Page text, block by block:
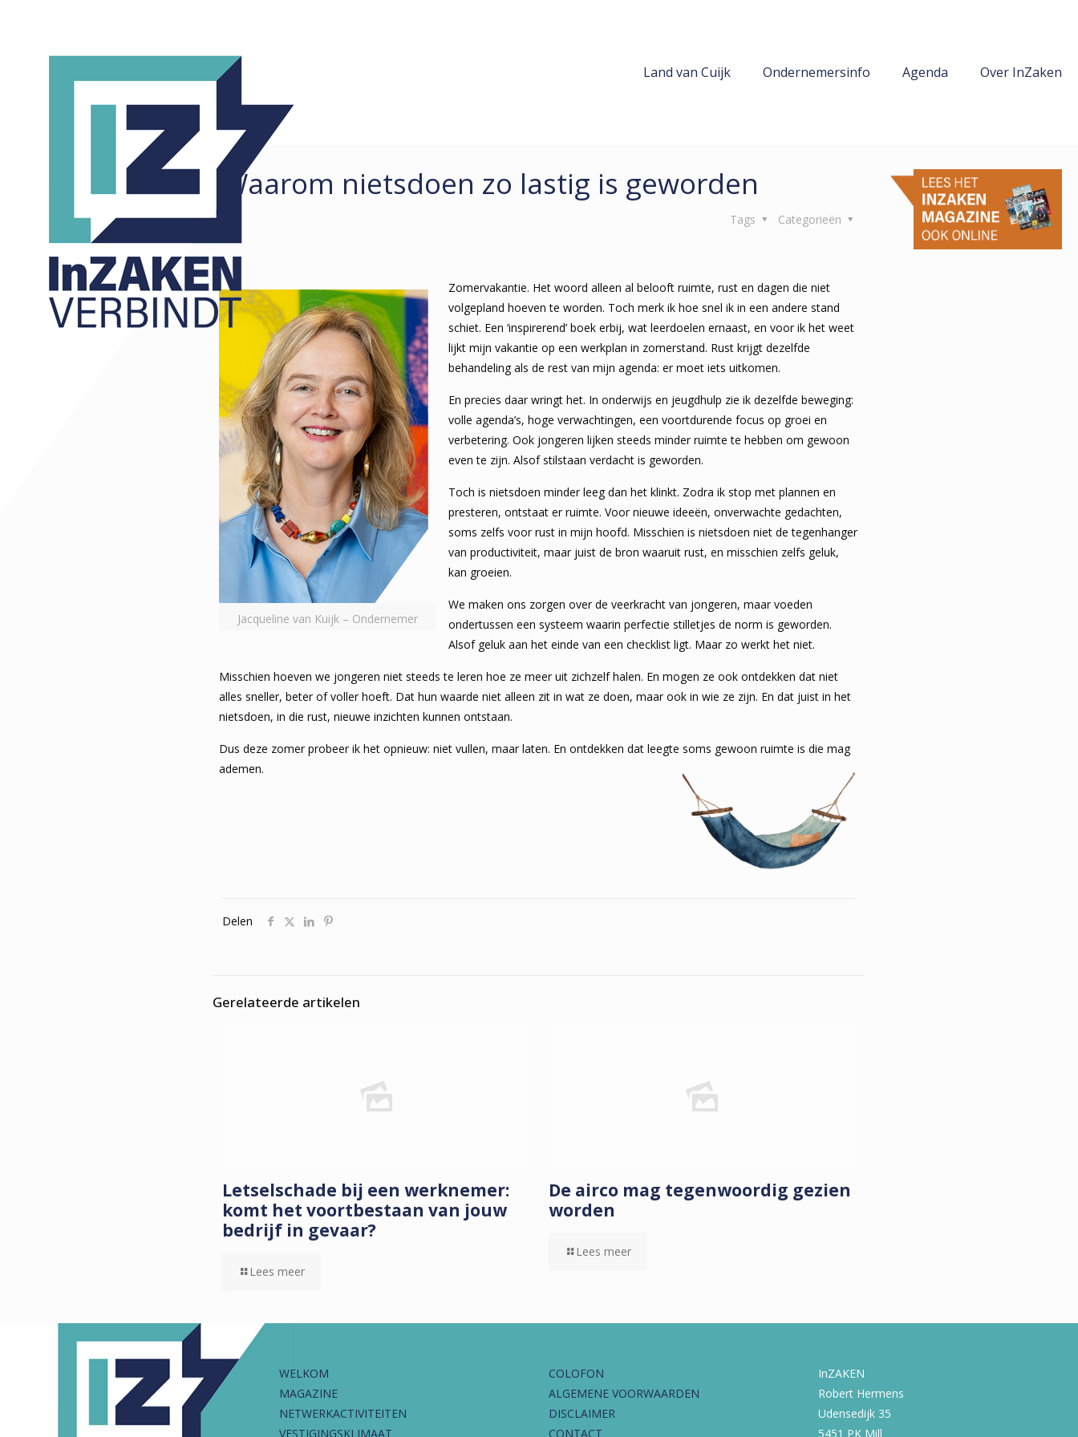
Land van Cuijk Ondernemersinfo Agenda Over InZaken
Waarom nietsdoen zo lastig is geworden
Categorieën
Tags
Jacqueline van Kuijk – Ondernemer
Zomervakantie. Het woord alleen al belooft ruimte, rust en dagen die niet
volgepland hoeven te worden. Toch merk ik hoe snel ik in een andere stand
schiet. Een ‘inspirerend’ boek erbij, wat leerdoelen ernaast, en voor ik het weet
lijkt mijn vakantie op een werkplan in zomerstand. Rust krijgt dezelfde
behandeling als de rest van mijn agenda: er moet iets uitkomen.
En precies daar wringt het. In onderwijs en jeugdhulp zie ik dezelfde beweging:
volle agenda’s, hoge verwachtingen, een voort­durende focus op groei en
verbetering. Ook jongeren lijken steeds minder ruimte te hebben om gewoon
even te zijn. Alsof stilstaan verdacht is geworden.
Toch is nietsdoen minder leeg dan het klinkt. Zodra ik stop met plannen en
presteren, ontstaat er ruimte. Voor nieuwe ideeën, onverwachte gedachten,
soms zelfs voor rust in mijn hoofd. Misschien is nietsdoen niet de tegenhanger
van productiviteit, maar juist de bron waaruit rust, en misschien zelfs geluk,
kan groeien.
We maken ons zorgen over de veerkracht van jongeren, maar voeden
ondertussen een systeem waarin perfectie stilletjes de norm is geworden.
Alsof geluk aan het einde van een checklist ligt. Maar zo werkt het niet.
Misschien hoeven we jongeren niet steeds te leren hoe ze meer uit zichzelf halen. En mogen ze ook ontdekken dat niet
alles sneller, beter of voller hoeft. Dat hun waarde niet alleen zit in wat ze doen, maar ook in wie ze zijn. En dat juist in het
nietsdoen, in die rust, nieuwe inzichten kunnen ontstaan.
Dus deze zomer probeer ik het opnieuw: niet vullen, maar laten. En ontdekken dat leegte soms gewoon ruimte is die mag
ademen.
Delen
Gerelateerde artikelen
Letselschade bij een werknemer:
komt het voortbestaan van jouw
bedrijf in gevaar?
Lees meer
De airco mag tegenwoordig gezien
worden
Lees meer
ARTIKELEN
COLUMNS
KORTE ZAKEN
WELKOM
MAGAZINE
NETWERKACTIVITEITEN
VESTIGINGSKLIMAAT
COLOFON
ALGEMENE VOORWAARDEN
DISCLAIMER
CONTACT
InZAKEN
Robert Hermens
Udensedijk 35
5451 PK Mill